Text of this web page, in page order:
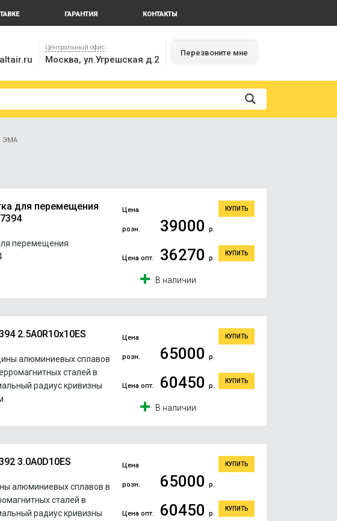
ГАРАНТИЯ КОНТАКТЫ
Центральный офис
Москва, ул.Угрешская д.2
Перезвоните мне
ЭМА
для перемещения
перемещения
Цена
розн. 39000 р.
КУПИТЬ
Цена опт. 36270 р.
КУПИТЬ
В наличии
2.5A0R10x10ES
алюминиевых сплавов
сталей в
радиус кривизны
Цена
розн. 65000 р.
КУПИТЬ
Цена опт. 60450 р.
КУПИТЬ
В наличии
3.0A0D10ES
алюминиевых сплавов в
сталей в
радиус кривизны
Цена
розн. 65000 р.
КУПИТЬ
Цена опт. 60450 р.
КУПИТЬ